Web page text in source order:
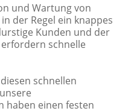
und Wartung von
der Regel ein knappes
Kunden und der
schnelle
schnellen
haben einen festen